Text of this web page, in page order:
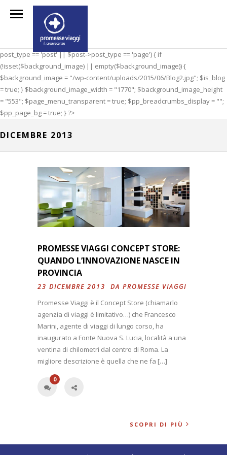
post_type == 'post' || $post->post_type == 'page') { if
(!isset($background_image) || empty($background_image)) {
$background_image = "/wp-content/uploads/2015/06/Blog2.jpg"; $is_blog
= true; } $background_image_width = "1770"; $background_image_height
= "553"; $page_menu_transparent = true; $pp_breadcrumbs_display = "";
$pp_page_bg = true; } ?>
DICEMBRE 2013
PROMESSE VIAGGI CONCEPT STORE:
QUANDO L’INNOVAZIONE NASCE IN
PROVINCIA
23 DICEMBRE 2013 DA PROMESSE VIAGGI
Promesse Viaggi è il Concept Store (chiamarlo
agenzia di viaggi è limitativo…) che Francesco
Marini, agente di viaggi di lungo corso, ha
inaugurato a Fonte Nuova S. Lucia, località a una
ventina di chilometri dal centro di Roma. La
migliore descrizione è quella che ne fa […]
0
SCOPRI DI PIÙ